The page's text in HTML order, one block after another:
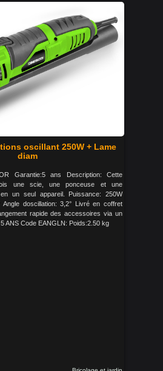
oscillant 250W + Lame
diam
Garantie:5 ans Description: Cette
une scie, une ponceuse et une
un seul appareil. Puissance: 250W
Angle doscillation: 3,2° Livré en coffret
rapide des accessoires via un
ANS Code EANGLN: Poids:2.50 kg